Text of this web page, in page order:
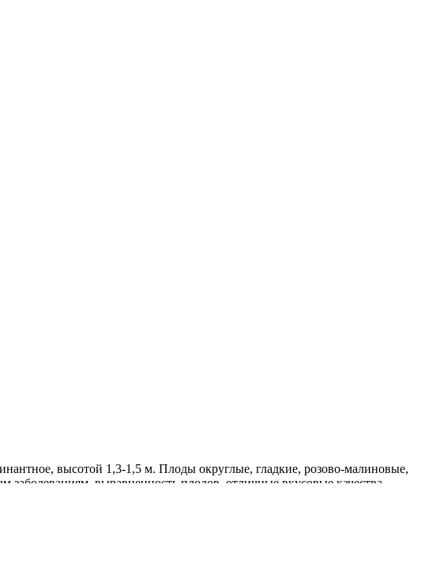
высотой 1,3-1,5 м. Плоды округлые, гладкие, розово-малиновые,
выравненность плодов, отличные вкусовые качества.